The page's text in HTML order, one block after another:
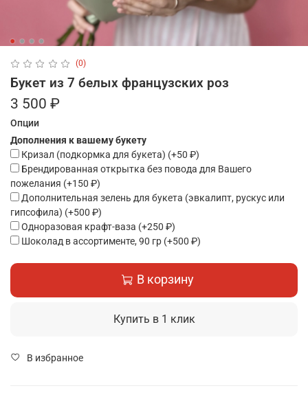
(0)
Букет из 7 белых французских роз
3 500 ₽
Опции
Дополнения к вашему букету
Кризал (подкормка для букета) (+50 ₽)
Брендированная открытка без повода для Вашего
пожелания (+150 ₽)
Дополнительная зелень для букета (эвкалипт, рускус или
гипсофила) (+500 ₽)
Одноразовая крафт-ваза (+250 ₽)
Шоколад в ассортименте, 90 гр (+500 ₽)
В корзину
Купить в 1 клик
В избранное